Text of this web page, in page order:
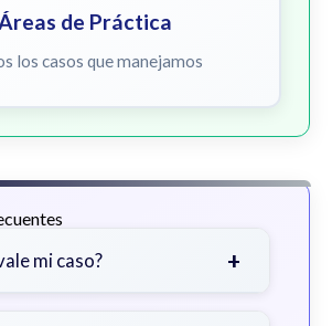
de Práctica
los casos que manejamos
mi caso? +